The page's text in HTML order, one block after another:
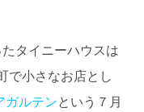
タイニーハウスは
で小さなお店とし
ガルテンという７月